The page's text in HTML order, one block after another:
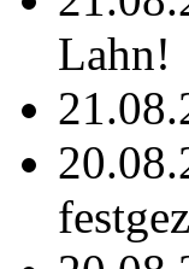
Lahn!